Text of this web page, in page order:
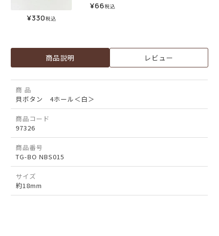
¥330税込
¥66税込
商品説明 レビュー
商 品
貝ボタン 4ホール＜白＞
商品コード
97326
商品番号
TG-BO NBS015
サイズ
約18mm